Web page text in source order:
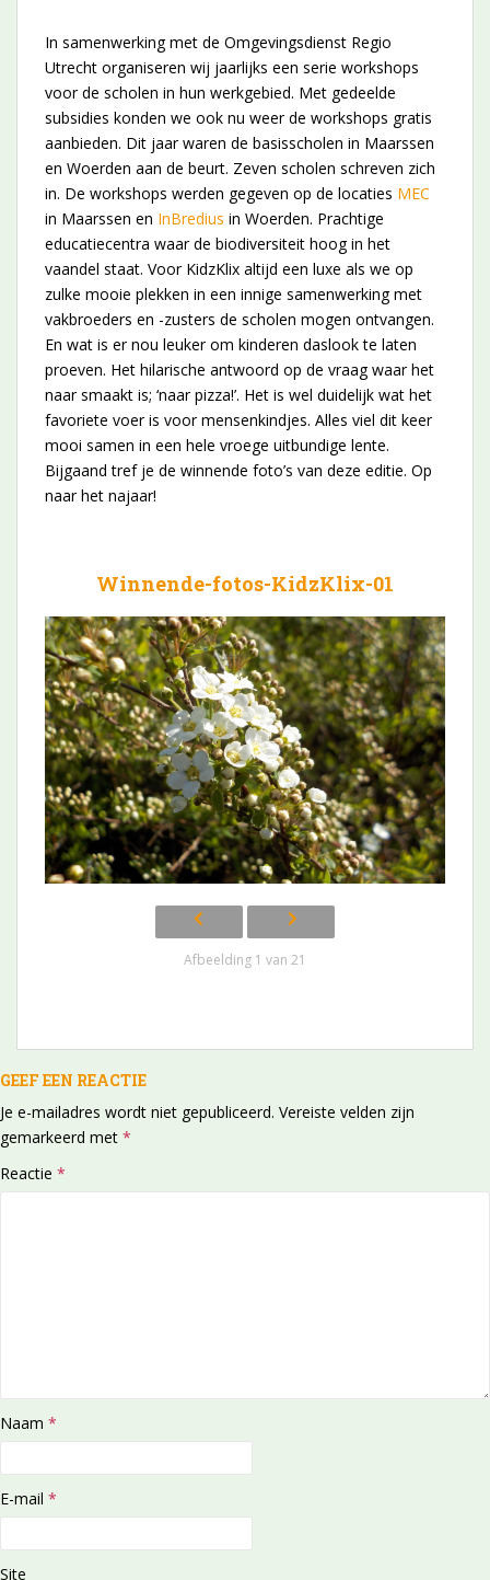
In samenwerking met de Omgevingsdienst Regio
Utrecht organiseren wij jaarlijks een serie workshops
voor de scholen in hun werkgebied. Met gedeelde
subsidies konden we ook nu weer de workshops gratis
aanbieden. Dit jaar waren de basisscholen in Maarssen
en Woerden aan de beurt. Zeven scholen schreven zich
in. De workshops werden gegeven op de locaties MEC
in Maarssen en InBredius in Woerden. Prachtige
educatiecentra waar de biodiversiteit hoog in het
vaandel staat. Voor KidzKlix altijd een luxe als we op
zulke mooie plekken in een innige samenwerking met
vakbroeders en -zusters de scholen mogen ontvangen.
En wat is er nou leuker om kinderen daslook te laten
proeven. Het hilarische antwoord op de vraag waar het
naar smaakt is; ‘naar pizza!’. Het is wel duidelijk wat het
favoriete voer is voor mensenkindjes. Alles viel dit keer
mooi samen in een hele vroege uitbundige lente.
Bijgaand tref je de winnende foto’s van deze editie. Op
naar het najaar!
Winnende-fotos-KidzKlix-01
Afbeelding 1 van 21
GEEF EEN REACTIE
Je e-mailadres wordt niet gepubliceerd. Vereiste velden zijn
gemarkeerd met *
Reactie *
Naam *
E-mail *
Site